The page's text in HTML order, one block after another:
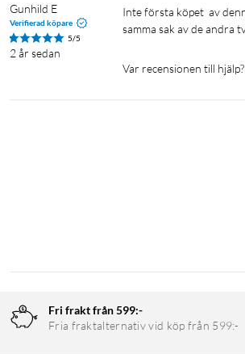
Gunhild E
Verifierad köpare
5/5
2 år sedan
Inte första köpet  av denna produkt, den är bra. Alltid toppen av bemötande, fixar o trixar så man blir  nöjd.
Var recensionen till hjälp?
Fri frakt från 599:-
Fria fraktalternativ vid köp från 599:-